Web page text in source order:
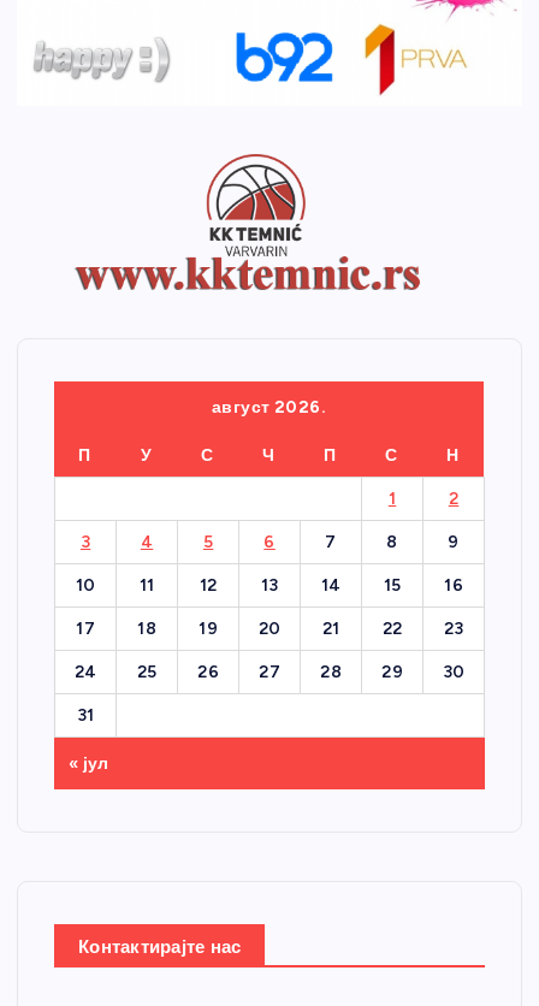
август 2026.
П У С Ч П С Н
1 2
3 4 5 6 7 8 9
10 11 12 13 14 15 16
17 18 19 20 21 22 23
24 25 26 27 28 29 30
31
« јул
Контактирајте нас